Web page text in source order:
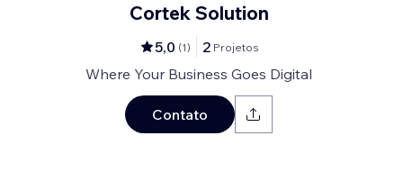
Cortek Solution
5,0 (1) 2 Projetos
Where Your Business Goes Digital
Contato